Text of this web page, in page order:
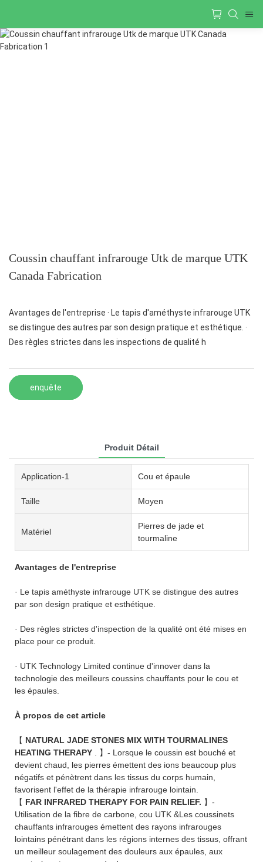
Coussin chauffant infrarouge Utk de marque UTK
Canada Fabrication
Avantages de l'entreprise · Le tapis d'améthyste infrarouge UTK
se distingue des autres par son design pratique et esthétique. ·
Des règles strictes dans les inspections de qualité h
enquête
Produit Détail
Application-1 Cou et épaule
Taille Moyen
Matériel
Pierres de jade et
tourmaline
Avantages de l'entreprise
· Le tapis améthyste infrarouge UTK se distingue des autres
par son design pratique et esthétique.
· Des règles strictes d'inspection de la qualité ont été mises en
place pour ce produit.
· UTK Technology Limited continue d'innover dans la
technologie des meilleurs coussins chauffants pour le cou et
les épaules.
À propos de cet article
【 NATURAL JADE STONES MIX WITH TOURMALINES
HEATING THERAPY
. 】- Lorsque le coussin est bouché et
devient chaud, les pierres émettent des ions beaucoup plus
négatifs et pénètrent dans les tissus du corps humain,
favorisent l'effet de la thérapie infrarouge lointain.
【 FAR INFRARED THERAPY FOR PAIN RELIEF. 】-
Utilisation de la fibre de carbone, cou UTK &Les coussinets
chauffants infrarouges émettent des rayons infrarouges
lointains pénétrant dans les régions internes des tissus, offrant
un meilleur soulagement des douleurs aux épaules, aux